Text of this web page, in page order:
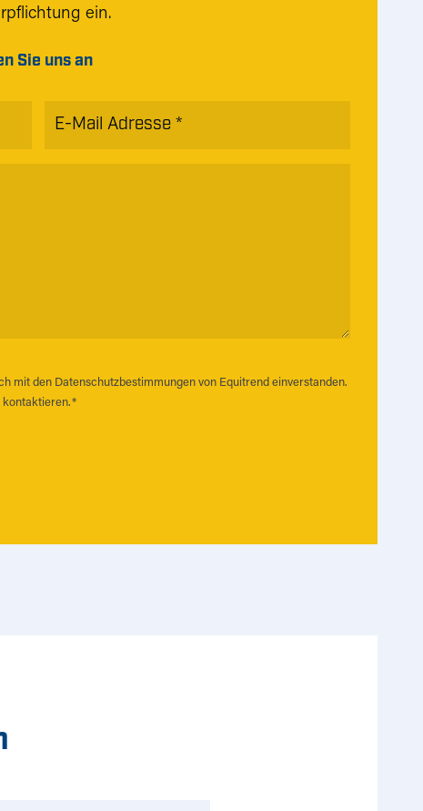
ein.
Sie uns an
mit den Datenschutzbestimmungen von Equitrend einverstanden.
kontaktieren.*